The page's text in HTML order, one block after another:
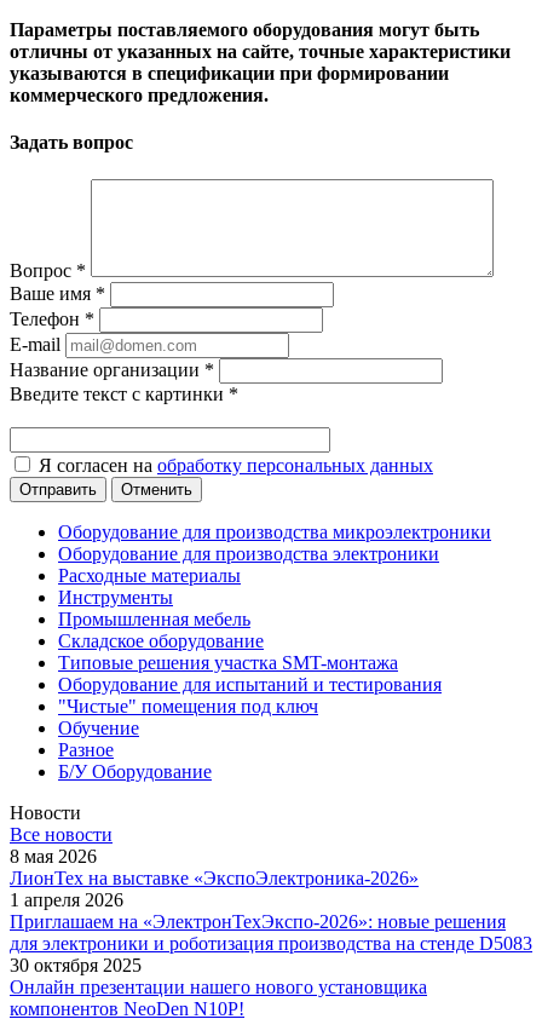
Параметры поставляемого оборудования могут быть
отличны от указанных на сайте, точные характеристики
указываются в спецификации при формировании
коммерческого предложения.
Задать вопрос
Вопрос *
Ваше имя *
Телефон *
E-mail
Название организации *
Введите текст с картинки *
Я согласен на обработку персональных данных
Отменить
Оборудование для производства микроэлектроники
Оборудование для производства электроники
Расходные материалы
Инструменты
Промышленная мебель
Складское оборудование
Типовые решения участка SMT-монтажа
Оборудование для испытаний и тестирования
"Чистые" помещения под ключ
Обучение
Разное
Б/У Оборудование
Новости
Все новости
8 мая 2026
ЛионТех на выставке «ЭкспоЭлектроника-2026»
1 апреля 2026
Приглашаем на «ЭлектронТехЭкспо-2026»: новые решения
для электроники и роботизация производства на стенде D5083
30 октября 2025
Онлайн презентации нашего нового установщика
компонентов NeoDen N10P!